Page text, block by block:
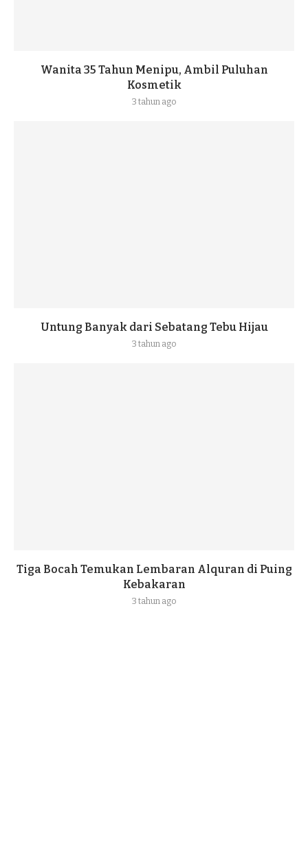
Wanita 35 Tahun Menipu, Ambil Puluhan
Kosmetik
3 tahun ago
Untung Banyak dari Sebatang Tebu Hijau
3 tahun ago
Tiga Bocah Temukan Lembaran Alquran di Puing
Kebakaran
3 tahun ago